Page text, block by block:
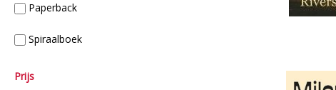
Paperback
Spiraalboek
Prijs